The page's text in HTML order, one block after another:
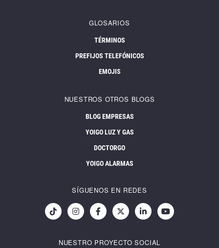
GLOSARIOS
TÉRMINOS
PREFIJOS TELEFÓNICOS
EMOJIS
NUESTROS OTROS BLOGS
BLOG EMPRESAS
YOIGO LUZ Y GAS
DOCTORGO
YOIGO ALARMAS
SÍGUENOS EN REDES
NUESTRO PROYECTO SOCIAL